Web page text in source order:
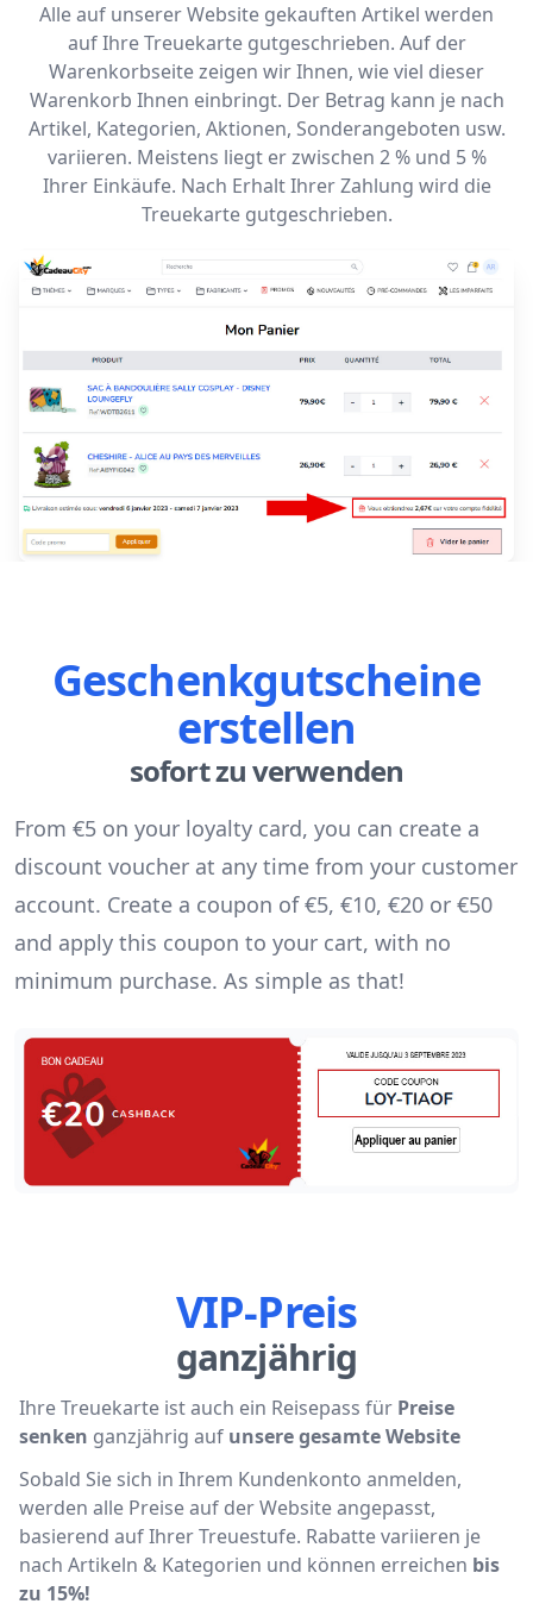
Alle auf unserer Website gekauften Artikel werden
auf Ihre Treuekarte gutgeschrieben. Auf der
Warenkorbseite zeigen wir Ihnen, wie viel dieser
Warenkorb Ihnen einbringt. Der Betrag kann je nach
Artikel, Kategorien, Aktionen, Sonderangeboten usw.
variieren. Meistens liegt er zwischen 2 % und 5 %
Ihrer Einkäufe. Nach Erhalt Ihrer Zahlung wird die
Treuekarte gutgeschrieben.
Geschenkgutscheine
erstellen
sofort zu verwenden
From €5 on your loyalty card, you can create a
discount voucher at any time from your customer
account. Create a coupon of €5, €10, €20 or €50
and apply this coupon to your cart, with no
minimum purchase. As simple as that!
VIP-Preis
ganzjährig
Ihre Treuekarte ist auch ein Reisepass für Preise
senken ganzjährig auf unsere gesamte Website
Sobald Sie sich in Ihrem Kundenkonto anmelden,
werden alle Preise auf der Website angepasst,
basierend auf Ihrer Treuestufе. Rabatte variieren je
nach Artikeln & Kategorien und können erreichen bis
zu 15%!